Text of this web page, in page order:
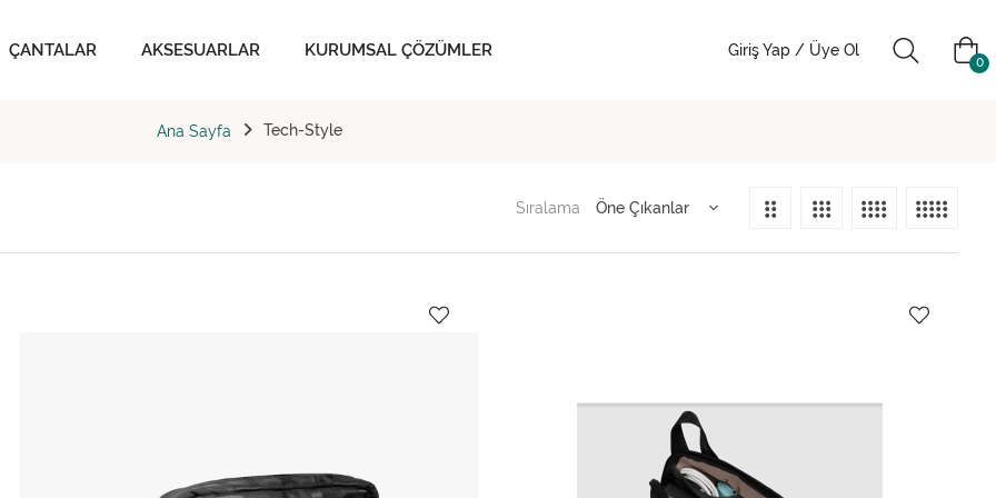
ÇANTALAR AKSESUARLAR KURUMSAL ÇÖZÜMLER Giriş Yap / Üye Ol
0
Ana Sayfa Tech-Style
Sıralama